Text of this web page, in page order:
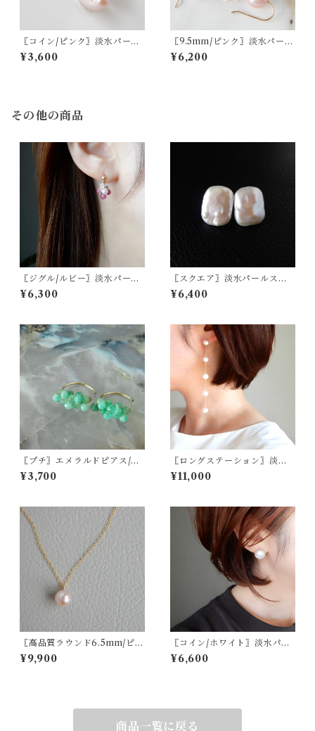
〖コイン/ピンク〗淡水パール
フックピアス14kgf【1601】
¥3,600
〖9.5mm/ピンク〗淡水パール
フックピアス14kgf【1900】
¥6,200
その他の商品
〖ジグル/ルビー〗淡水パール
ハーキマーダイヤモンドピア
ス/イヤリング 14kgf 7月の誕
¥6,300
〖スクエア〗淡水パールスタ
ッドピアス/イヤリング 14kgf/
SV925【1306】
¥6,400
〖プチ〗エメラルドピアス/イ
ヤリング14kgf【1878】5月の
誕生石
¥3,700
〖ロングステーション〗淡水
パールピアス14kgf ウェディ
ング ブライダル【1625】
¥11,000
〖高品質ラウンド6.5mm/ピン
ク〗淡水パール一粒ネックレ
ス14kgf【1215】
¥9,900
〖コイン/ホワイト〗淡水パー
ルスタッドピアス/イヤリング
14kgf/SV925【1731】
¥6,600
商品一覧に戻る